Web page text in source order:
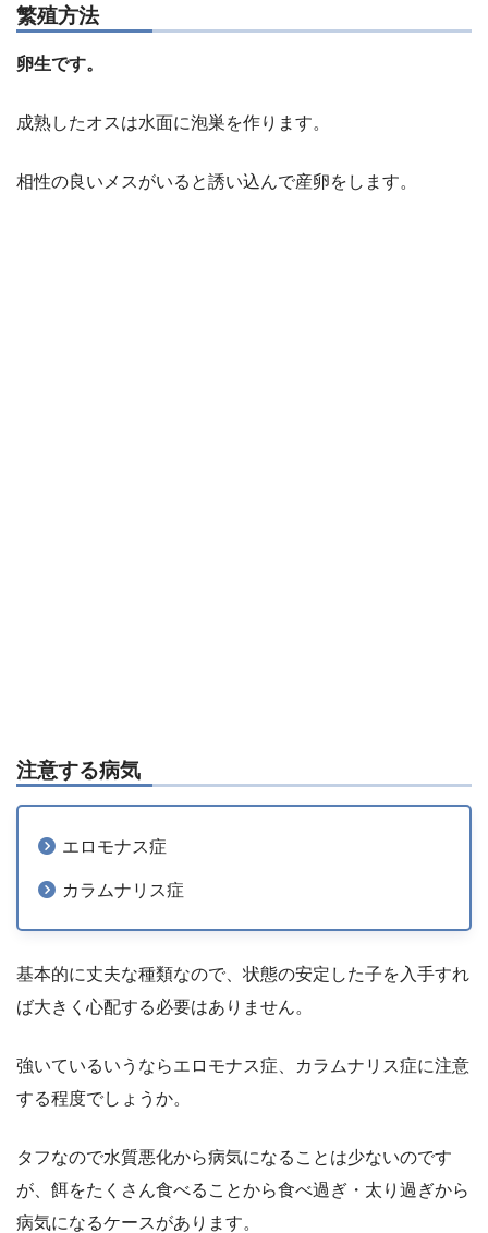
繁殖方法
卵生です。
成熟したオスは水面に泡巣を作ります。
相性の良いメスがいると誘い込んで産卵をします。
注意する病気
エロモナス症
カラムナリス症
基本的に丈夫な種類なので、状態の安定した子を入手すれ
ば大きく心配する必要はありません。
強いているいうならエロモナス症、カラムナリス症に注意
する程度でしょうか。
タフなので水質悪化から病気になることは少ないのです
が、餌をたくさん食べることから食べ過ぎ・太り過ぎから
病気になるケースがあります。